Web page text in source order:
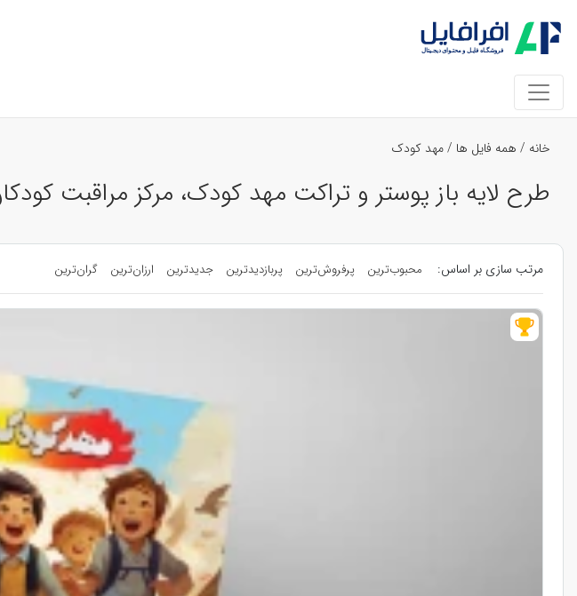
خانه / همه فایل ها /مهد کودک
طرح لایه باز پوستر و تراکت مهد کودک، مرکز مراقبت
مرتب سازی بر اساس: محبوب‌ترین پرفروش‌ترین پربازدیدترین جدیدترین ارزان‌ترین گران‌ترین